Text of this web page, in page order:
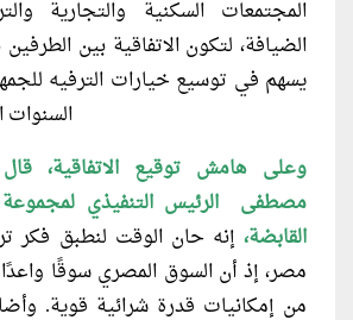
المجتمعات السكنية والتجارية
الضيافة، لتكون الاتفاقية بين
يسهم في توسيع خيارات الترفيه
السنوات
وعلى هامش توقيع الاتفاقية،
مصطفى الرئيس التنفيذي
القابضة، إنه حان الوقت لنطبق فكر
مصر، إذ أن السوق المصري سوقًا